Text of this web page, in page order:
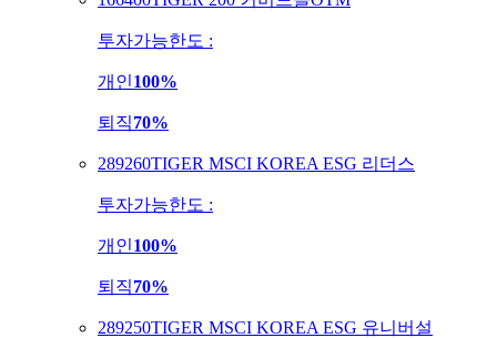
투자가능한도 :
개인100%
퇴직70%
289260TIGER MSCI KOREA ESG 리더스
투자가능한도 :
개인100%
퇴직70%
289250TIGER MSCI KOREA ESG 유니버설